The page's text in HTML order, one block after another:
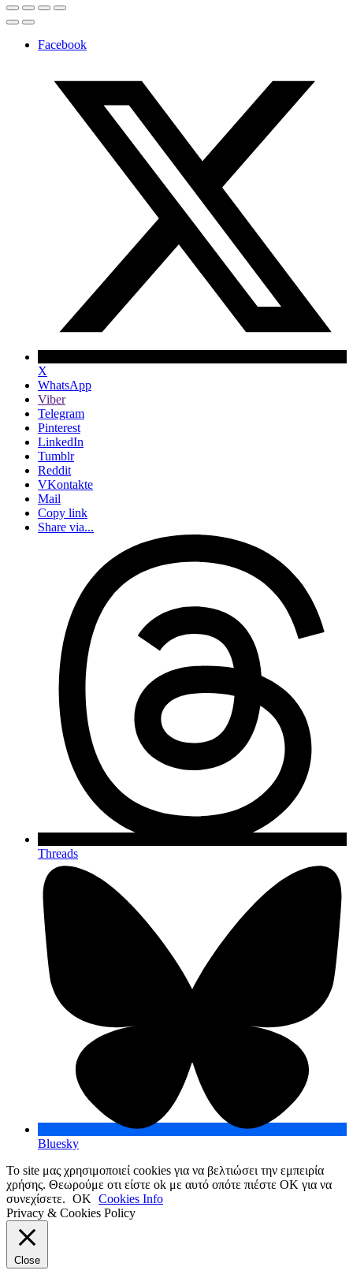
Facebook
X
WhatsApp
Viber
Telegram
Pinterest
LinkedIn
Tumblr
Reddit
VKontakte
Mail
Copy link
Share via...
Threads
Bluesky
Το site μας χρησιμοποιεί cookies για να βελτιώσει την εμπειρία
χρήσης. Θεωρούμε οτι είστε ok με αυτό οπότε πιέστε ΟΚ για να
συνεχίσετε. OK Cookies Info
Privacy & Cookies Policy
Close